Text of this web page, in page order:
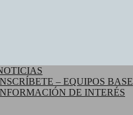
– EQUIPOS BASE
DE INTERÉS